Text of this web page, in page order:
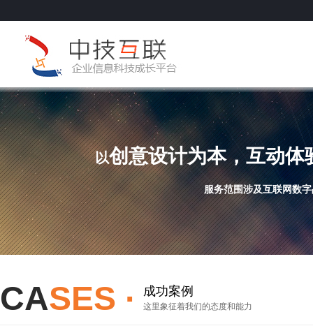
以创意设计为本，互动
服务范围涉及互联网数
CASES · 成功案例
这里象征着我们的态度和能力